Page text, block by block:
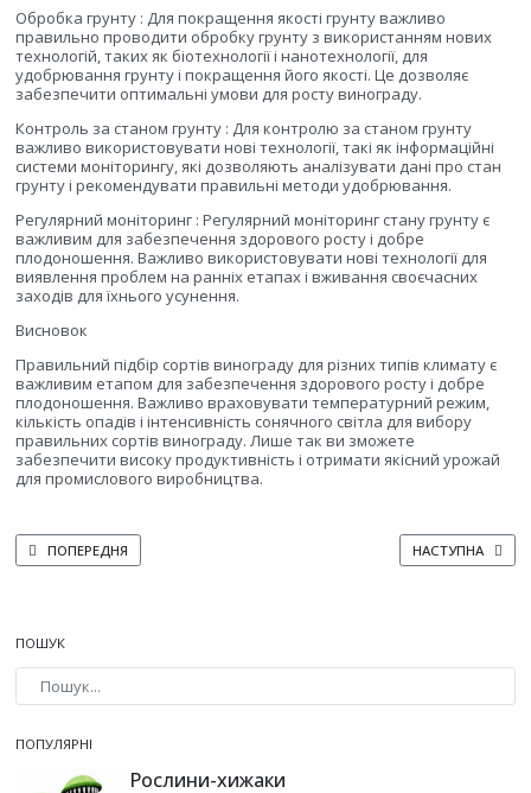
Обробка грунту : Для покращення якості грунту важливо
правильно проводити обробку грунту з використанням нових
технологій, таких як біотехнології і нанотехнології, для
удобрювання грунту і покращення його якості. Це дозволяє
забезпечити оптимальні умови для росту винограду.
Контроль за станом грунту : Для контролю за станом грунту
важливо використовувати нові технології, такі як інформаційні
системи моніторингу, які дозволяють аналізувати дані про стан
грунту і рекомендувати правильні методи удобрювання.
Регулярний моніторинг : Регулярний моніторинг стану грунту є
важливим для забезпечення здорового росту і добре
плодоношення. Важливо використовувати нові технології для
виявлення проблем на ранніх етапах і вживання своєчасних
заходів для їхнього усунення.
Висновок
Правильний підбір сортів винограду для різних типів климату є
важливим етапом для забезпечення здорового росту і добре
плодоношення. Важливо враховувати температурний режим,
кількість опадів і інтенсивність сонячного світла для вибору
правильних сортів винограду. Лише так ви зможете
забезпечити високу продуктивність і отримати якісний урожай
для промислового виробництва.
ПОПЕРЕДНЯ СТАТТЯ: ЯК ВИКОРИСТОВУВАТИ СУЧАСНІ МЕТОДИ ДЛЯ
ПОПЕРЕДНЯ НАСТУПНА
НАСТУПНА
ПОШУК
ПОПУЛЯРНІ
Рослини-хижаки